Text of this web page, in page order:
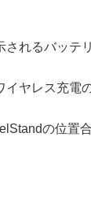
されるバッテ
イヤレス充電
の位置